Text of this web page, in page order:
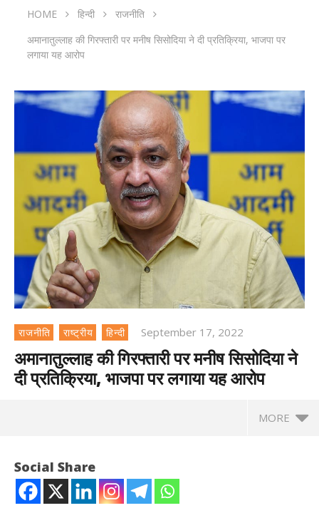
HOME हिन्दी
राजनीति
अमानातुल्लाह की गिरफ्तारी पर मनीष सिसोदिया ने दी प्रतिक्रिया, भाजपा पर
लगाया यह आरोप
राजनीति राष्ट्रीय हिन्दी September 17, 2022
अमानातुल्लाह की गिरफ्तारी पर मनीष सिसोदिया ने
दी प्रतिक्रिया, भाजपा पर लगाया यह आरोप
MORE
Social Share